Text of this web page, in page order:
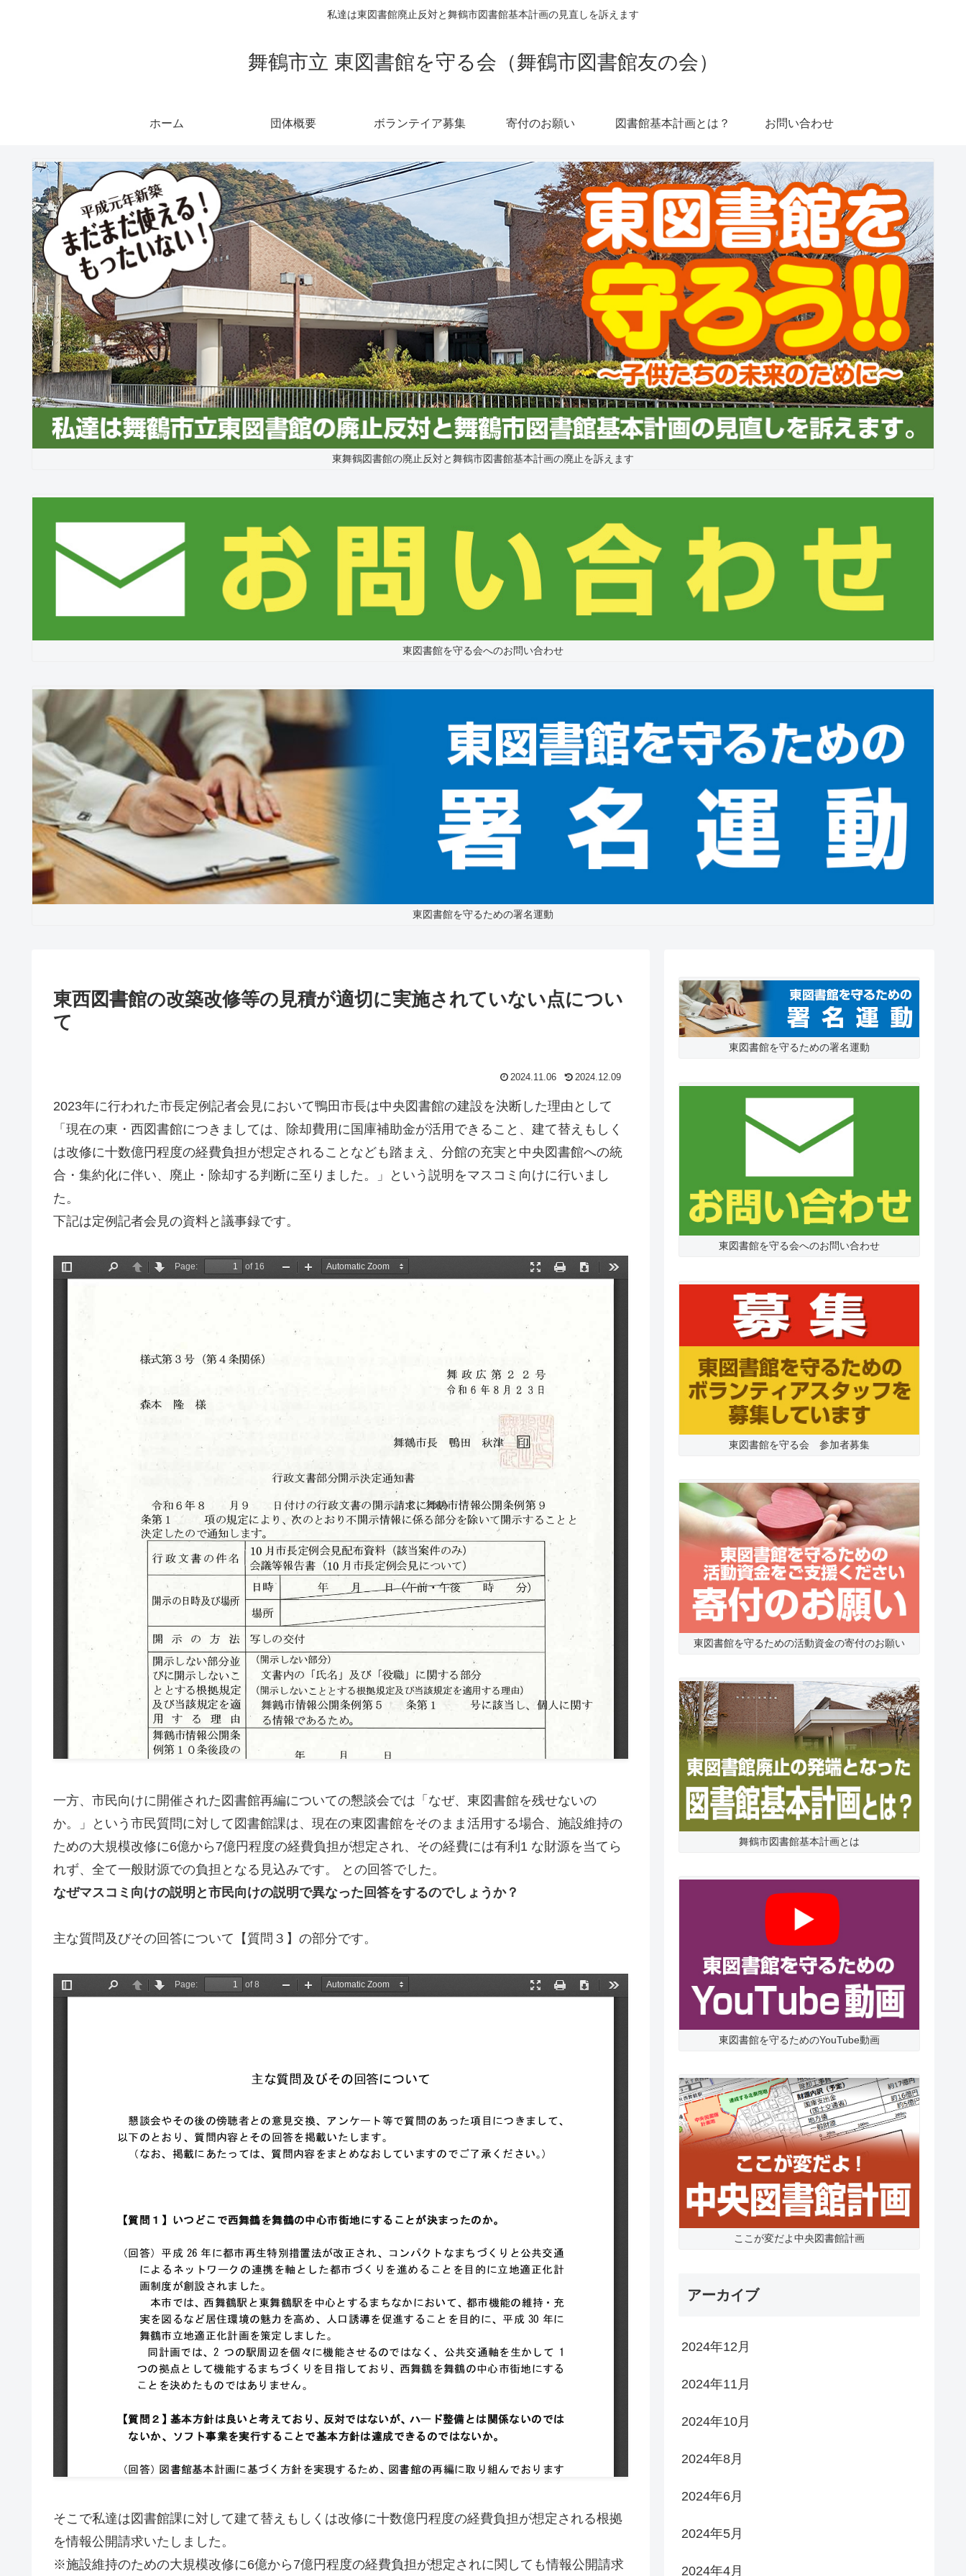
私達は東図書館廃止反対と舞鶴市図書館基本計画の見直しを訴えます
舞鶴市立 東図書館を守る会（舞鶴市図書館友の会）
ホーム 団体概要 ボランテイア募集 寄付のお願い 図書館基本計画とは？ お問い合わせ
東舞鶴図書館の廃止反対と舞鶴市図書館基本計画の廃止を訴えます
東図書館を守る会へのお問い合わせ
東図書館を守るための署名運動
東西図書館の改築改修等の見積が適切に実施されていない点につい
て
2024.11.06 2024.12.09
2023年に行われた市長定例記者会見において鴨田市長は中央図書館の建設を決断した理由として
「現在の東・西図書館につきましては、除却費用に国庫補助金が活用できること、建て替えもしく
は改修に十数億円程度の経費負担が想定されることなども踏まえ、分館の充実と中央図書館への統
合・集約化に伴い、廃止・除却する判断に至りました。」という説明をマスコミ向けに行いまし
た。
下記は定例記者会見の資料と議事録です。
一方、市民向けに開催された図書館再編についての懇談会では「なぜ、東図書館を残せないの
か。」という市民質問に対して図書館課は、現在の東図書館をそのまま活用する場合、施設維持の
ための大規模改修に6億から7億円程度の経費負担が想定され、その経費には有利1 な財源を当てら
れず、全て一般財源での負担となる見込みです。 との回答でした。
なぜマスコミ向けの説明と市民向けの説明で異なった回答をするのでしょうか？
主な質問及びその回答について【質問３】の部分です。
そこで私達は図書館課に対して建て替えもしくは改修に十数億円程度の経費負担が想定される根拠
を情報公開請求いたしました。
※施設維持のための大規模改修に6億から7億円程度の経費負担が想定されに関しても情報公開請求
東図書館を守るための署名運動
東図書館を守る会へのお問い合わせ
東図書館を守る会 参加者募集
東図書館を守るための活動資金の寄付のお願い
舞鶴市図書館基本計画とは
東図書館を守るためのYouTube動画
ここが変だよ中央図書館計画
アーカイブ
2024年12月
2024年11月
2024年10月
2024年8月
2024年6月
2024年5月
2024年4月